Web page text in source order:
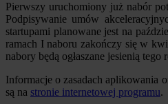
Pierwszy uruchomiony już nabór
Podpisywanie umów
startupami planowane jest na
ramach I naboru zakończy się w
nabory będą ogłaszane jesienią tego
Informacje o zasadach aplikowania
są na stronie internetowej programu.